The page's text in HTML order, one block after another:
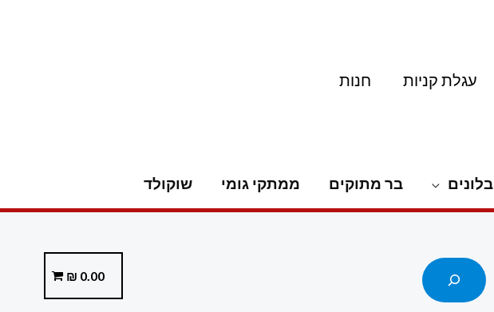
עגלת קניות חנות
בלונים בר מתוקים ממתקי גומי שוקולד
0.00
₪